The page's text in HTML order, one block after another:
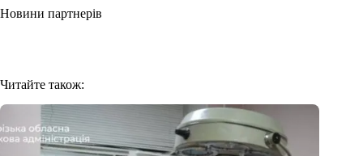
Новини партнерів
Читайте також: